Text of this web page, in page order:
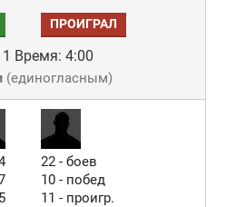
ПРОИГРАЛ
Время: 4:00
(единогласным)
22 - боев
10 - побед
11 - проигр.